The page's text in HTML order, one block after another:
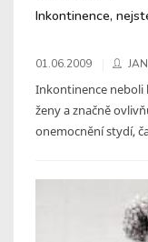
Inkontinence,
01.06.2009
Inkontinence neboli
ženy a značně
onemocnění stydí,